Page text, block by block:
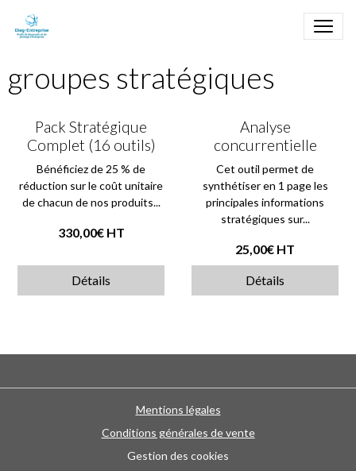
groupes stratégiques
Pack Stratégique
Complet (16 outils)
Bénéficiez de 25 % de
réduction sur le coût unitaire
de chacun de nos produits...
330,00€ HT
Détails
Analyse
concurrentielle
Cet outil permet de
synthétiser en 1 page les
principales informations
stratégiques sur...
25,00€ HT
Détails
Mentions légales
Conditions générales de vente
Gestion des cookies